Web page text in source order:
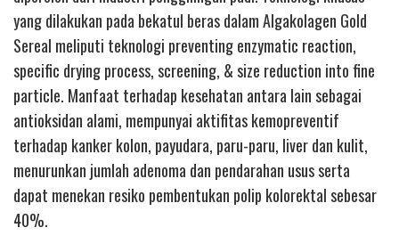
yang dilakukan pada bekatul beras dalam Algakolagen Gold
Sereal meliputi teknologi preventing enzymatic reaction,
specific drying process, screening, & size reduction into fine
particle. Manfaat terhadap kesehatan antara lain sebagai
antioksidan alami, mempunyai aktifitas kemopreventif
terhadap kanker kolon, payudara, paru-paru, liver dan kulit,
menurunkan jumlah adenoma dan pendarahan usus serta
dapat menekan resiko pembentukan polip kolorektal sebesar
40%.